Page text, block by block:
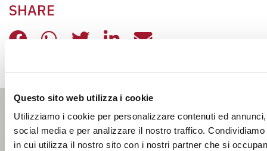
Questo sito web utilizza i cookie
Utilizziamo i cookie per personalizzare contenuti ed
social media e per analizzare il nostro traffico.
in cui utilizza il nostro sito con i nostri partner che si
SHARE
PROGETTI CON LE SCUOLE, LA
PROGETTI CON LE SCUOLE, LA
PROGETTI CON LE
PROGETTI CON LE
PROGETTI CON